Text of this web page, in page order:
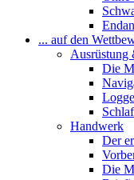
... auf den
Ausrüstung
Die
Handwerk
Der
Die